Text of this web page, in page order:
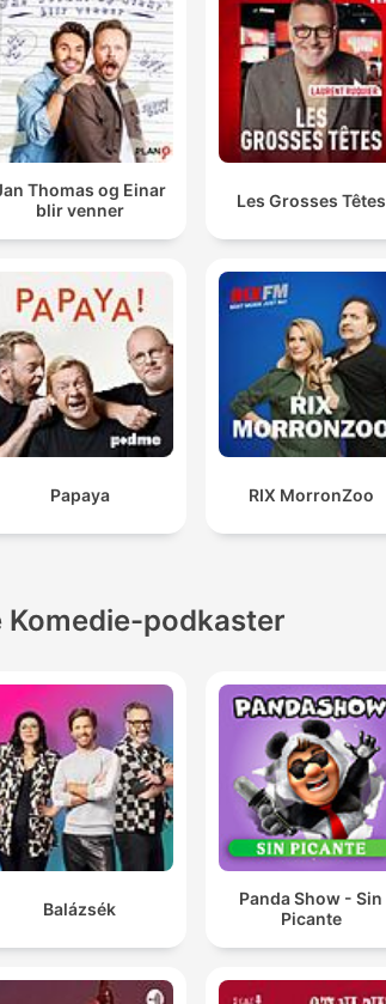
Thomas og Einar
blir venner
Les Grosses Têtes
Papaya RIX MorronZoo
Komedie-podkaster
Balázsék
Panda Show - Sin
Picante